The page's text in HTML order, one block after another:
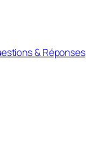
& Réponses